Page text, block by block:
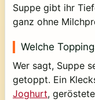
Suppe gibt ihr
ganz ohne
Welche
Wer sagt, Suppe
getoppt. Ein
Joghurt,